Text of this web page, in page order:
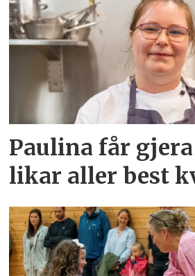
Paulina får
likar aller best